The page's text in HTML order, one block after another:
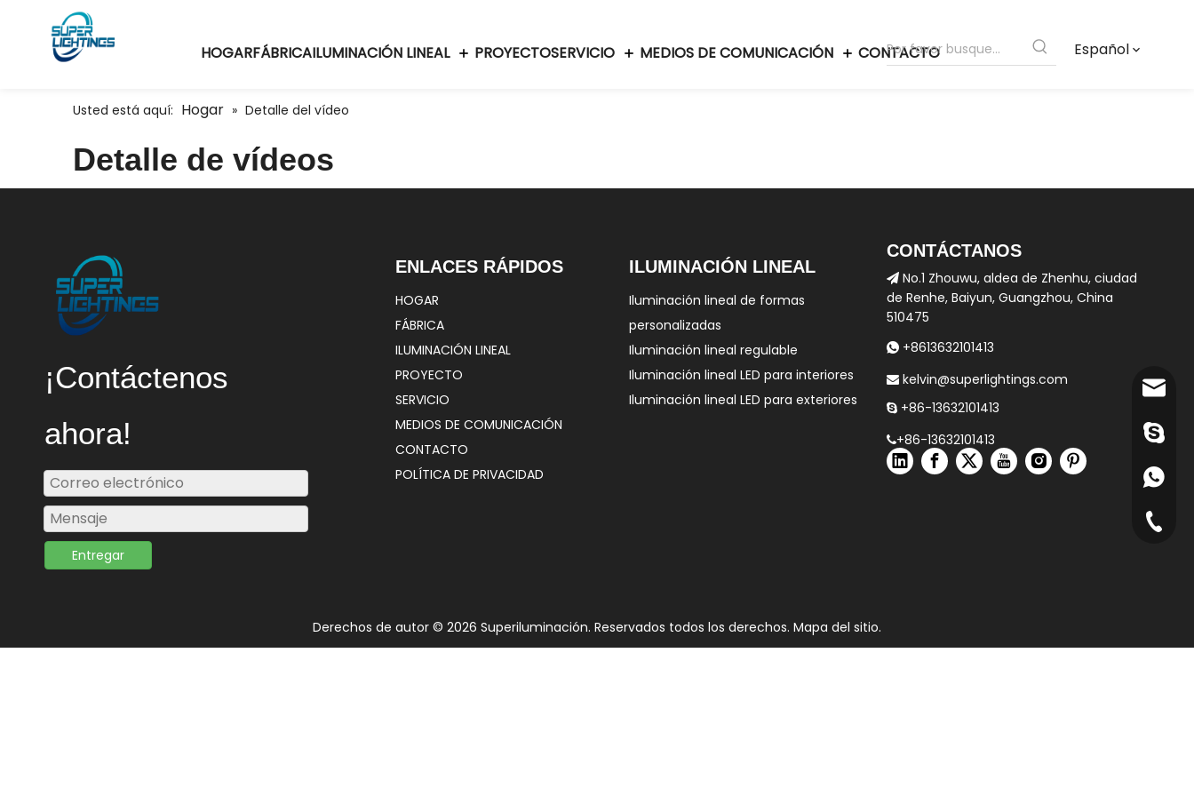
HOGARFÁBRICAILUMINACIÓN LINEAL PROYECTOSERVICIO MEDIOS DE COMUNICACIÓN CONTACTO Español
Usted está aquí: Hogar » Detalle del vídeo
Detalle de vídeos
¡Contáctenos
ahora!
Entregar
ENLACES RÁPIDOS
HOGAR
FÁBRICA
ILUMINACIÓN LINEAL
PROYECTO
SERVICIO
MEDIOS DE COMUNICACIÓN
CONTACTO
POLÍTICA DE PRIVACIDAD
ILUMINACIÓN LINEAL
Iluminación lineal de formas
personalizadas
Iluminación lineal regulable
Iluminación lineal LED para interiores
Iluminación lineal LED para exteriores
+86-
+86-
CONTÁCTANOS
 No.1 Zhouwu, aldea de Zhenhu, ciudad
de Renhe, Baiyun, Guangzhou, China
510475
 +8613632101413
 kelvin@superlightings.com
 +86-13632101413
+86-13632101413
Derechos de autor © 2026 Superiluminación. Reservados todos los derechos. Mapa del sitio.